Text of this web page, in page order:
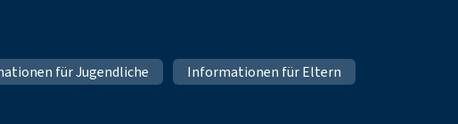
für Jugendliche Informationen für Eltern